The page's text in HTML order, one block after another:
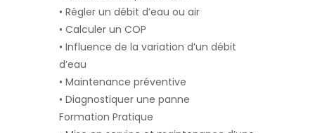
• Régler un débit d’eau ou air
• Calculer un COP
• Influence de la variation d’un débit
d’eau
• Maintenance préventive
• Diagnostiquer une panne
Formation Pratique